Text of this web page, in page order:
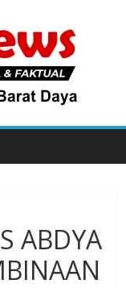
ABDYA